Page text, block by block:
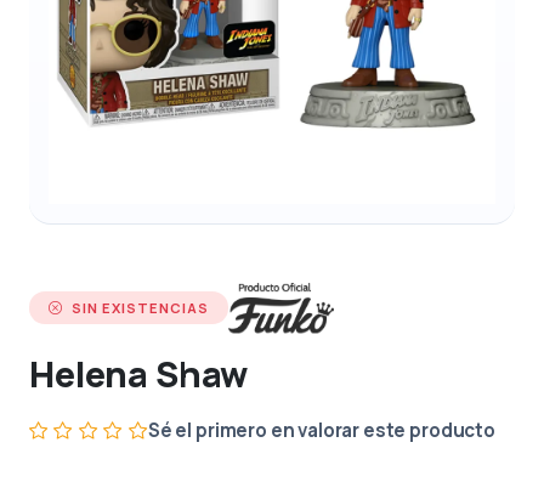
SIN EXISTENCIAS
Helena Shaw
Sé el primero en valorar este producto